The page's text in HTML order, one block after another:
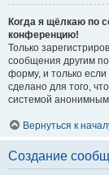
Когда я щёлкаю по
конференцию!
Только
сообщения другим
форму, и только
сделано для того,
системой
Вернуться к
Создание